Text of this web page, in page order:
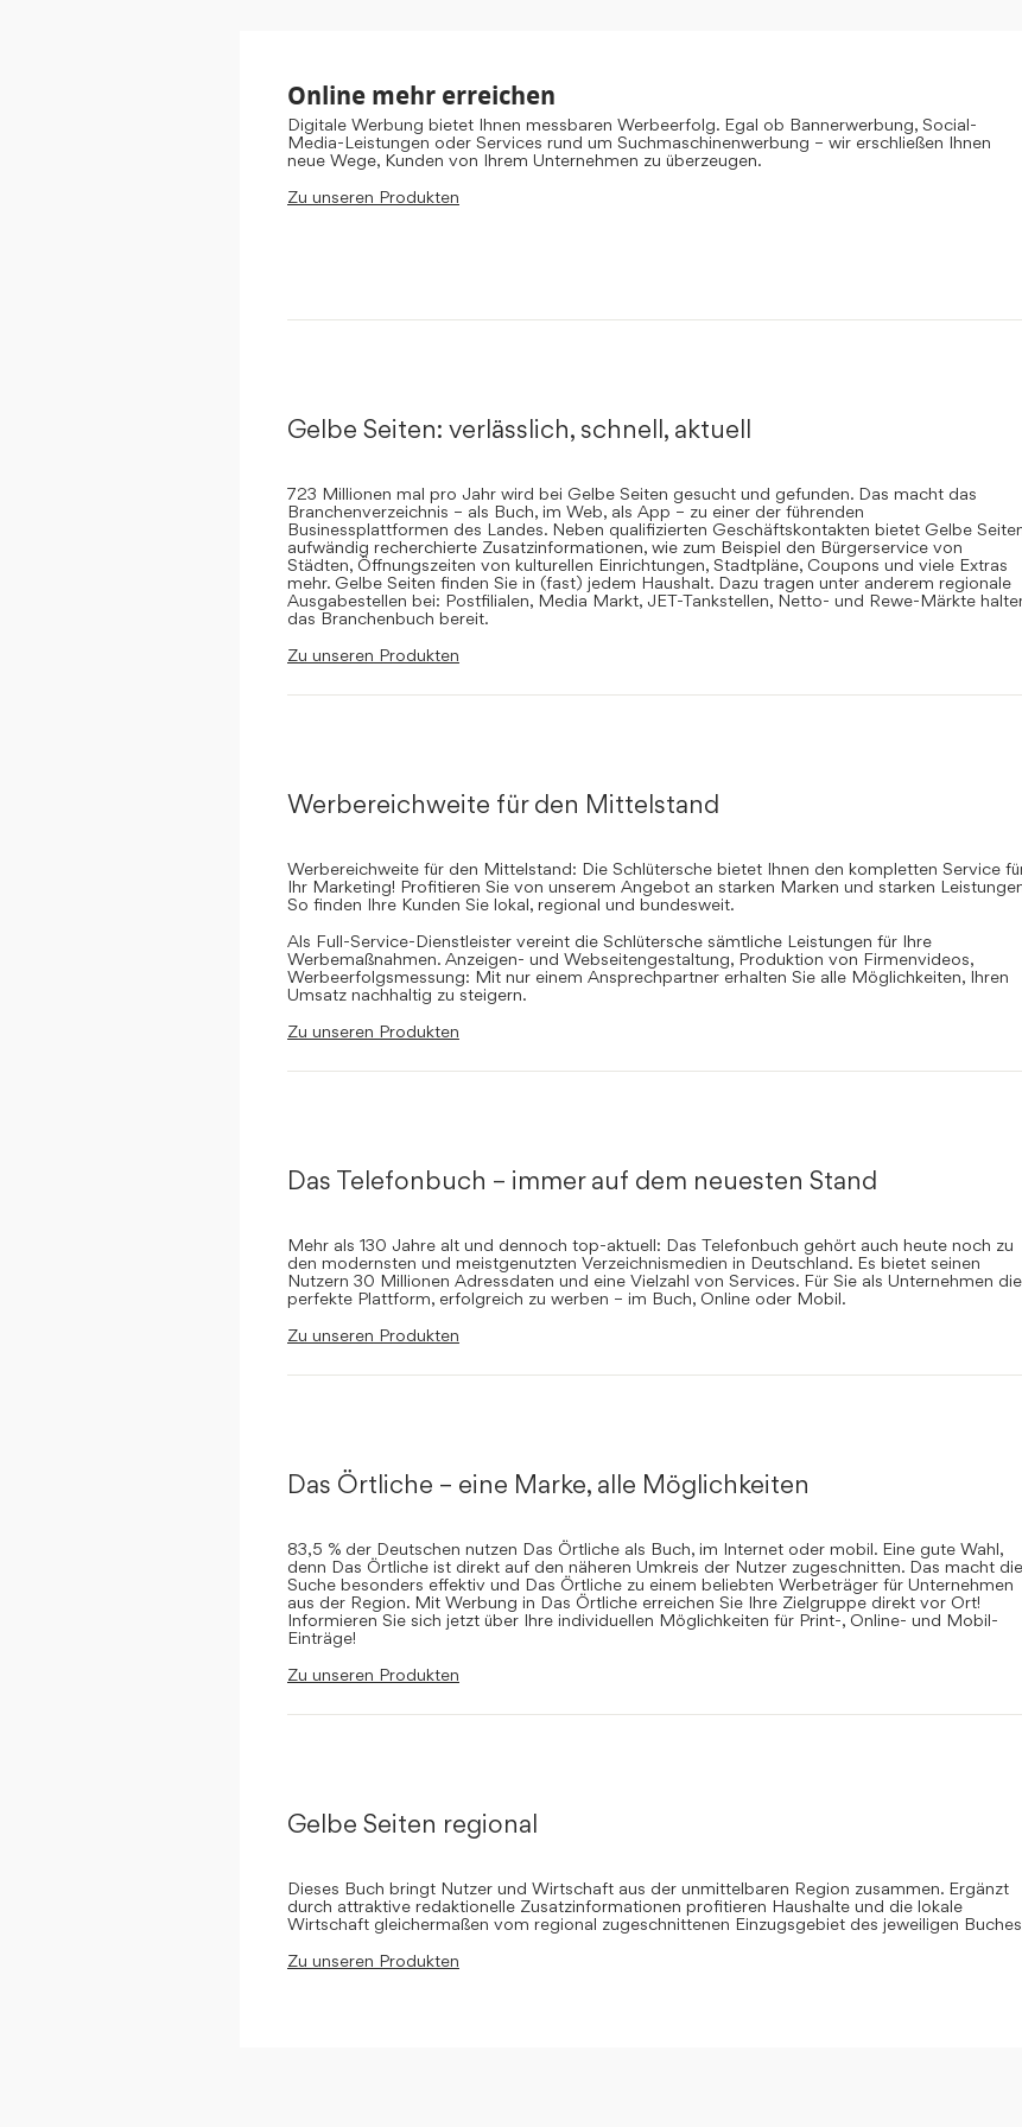
Online mehr erreichen
Digitale Werbung bietet Ihnen messbaren Werbeerfolg. Egal ob Bannerwerbung, Social-
Media-Leistungen oder Services rund um Suchmaschinenwerbung – wir erschließen Ihnen
neue Wege, Kunden von Ihrem Unternehmen zu überzeugen.
Zu unseren Produkten
Gelbe Seiten: verlässlich, schnell, aktuell
723 Millionen mal pro Jahr wird bei Gelbe Seiten gesucht und gefunden. Das macht das
Branchenverzeichnis – als Buch, im Web, als App – zu einer der führenden
Businessplattformen des Landes. Neben qualifizierten Geschäftskontakten bietet Gelbe
aufwändig recherchierte Zusatzinformationen, wie zum Beispiel den Bürgerservice von
Städten, Öffnungszeiten von kulturellen Einrichtungen, Stadtpläne, Coupons und viele Extras
mehr. Gelbe Seiten finden Sie in (fast) jedem Haushalt. Dazu tragen unter anderem regionale
Ausgabestellen bei: Postfilialen, Media Markt, JET-Tankstellen, Netto- und Rewe-Märkte
das Branchenbuch bereit.
Zu unseren Produkten
Werbereichweite für den Mittelstand
Werbereichweite für den Mittelstand: Die Schlütersche bietet Ihnen den kompletten Service
Ihr Marketing! Profitieren Sie von unserem Angebot an starken Marken und starken
So finden Ihre Kunden Sie lokal, regional und bundesweit.
Als Full-Service-Dienstleister vereint die Schlütersche sämtliche Leistungen für Ihre
Werbemaßnahmen. Anzeigen- und Webseitengestaltung, Produktion von Firmenvideos,
Werbeerfolgsmessung: Mit nur einem Ansprechpartner erhalten Sie alle Möglichkeiten, Ihren
Umsatz nachhaltig zu steigern.
Zu unseren Produkten
Das Telefonbuch – immer auf dem neuesten Stand
Mehr als 130 Jahre alt und dennoch top-aktuell: Das Telefonbuch gehört auch heute noch zu
den modernsten und meistgenutzten Verzeichnismedien in Deutschland. Es bietet seinen
Nutzern 30 Millionen Adressdaten und eine Vielzahl von Services. Für Sie als Unternehmen die
perfekte Plattform, erfolgreich zu werben – im Buch, Online oder Mobil.
Zu unseren Produkten
Das Örtliche – eine Marke, alle Möglichkeiten
83,5 % der Deutschen nutzen Das Örtliche als Buch, im Internet oder mobil. Eine gute Wahl,
denn Das Örtliche ist direkt auf den näheren Umkreis der Nutzer zugeschnitten. Das macht die
Suche besonders effektiv und Das Örtliche zu einem beliebten Werbeträger für Unternehmen
aus der Region. Mit Werbung in Das Örtliche erreichen Sie Ihre Zielgruppe direkt vor Ort!
Informieren Sie sich jetzt über Ihre individuellen Möglichkeiten für Print-, Online- und Mobil-
Einträge!
Zu unseren Produkten
Gelbe Seiten regional
Dieses Buch bringt Nutzer und Wirtschaft aus der unmittelbaren Region zusammen. Ergänzt
durch attraktive redaktionelle Zusatzinformationen profitieren Haushalte und die lokale
Wirtschaft gleichermaßen vom regional zugeschnittenen Einzugsgebiet des jeweiligen
Zu unseren Produkten